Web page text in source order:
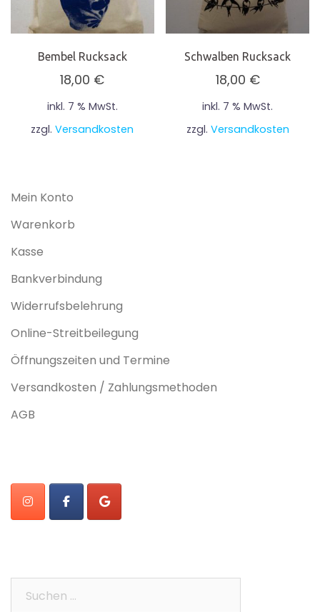
Bembel Rucksack
18,00 €
inkl. 7 % MwSt.
zzgl.Versandkosten
Schwalben Rucksack
18,00 €
inkl. 7 % MwSt.
zzgl. Versandkosten
Mein Konto
Warenkorb
Kasse
Bankverbindung
Widerrufsbelehrung
Online-Streitbeilegung
Öffnungszeiten und Termine
Versandkosten / Zahlungsmethoden
AGB